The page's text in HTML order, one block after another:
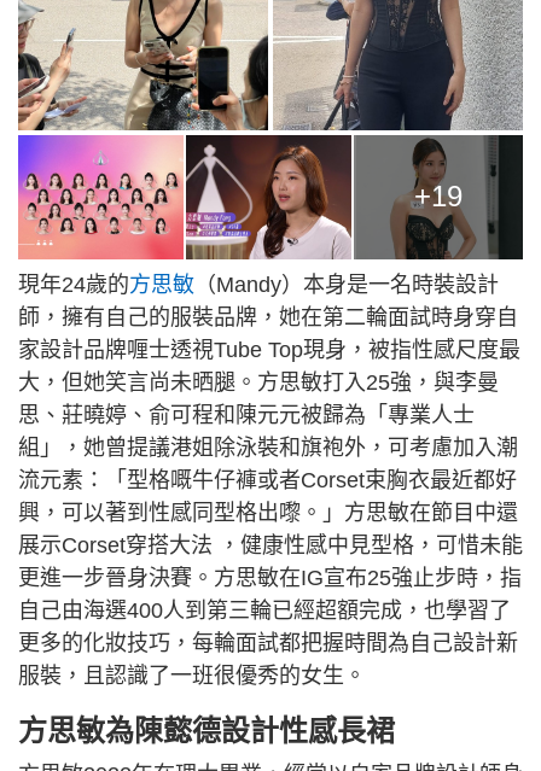
+19
現年24歲的方思敏 （Mandy）本身是一名時裝設計
師，擁有自己的服裝品牌，她在第二輪面試時身穿自
家設計品牌喱士透視Tube Top現身，被指性感尺度最
大，但她笑言尚未晒腿。方思敏打入25強，與李曼
思、莊曉婷、俞可程和陳元元被歸為「專業人士
組」，她曾提議港姐除泳裝和旗袍外，可考慮加入潮
流元素：「型格嘅牛仔褲或者Corset束胸衣最近都好
興，可以著到性感同型格出嚟。」方思敏在節目中還
展示Corset穿搭大法 ，健康性感中見型格，可惜未能
更進一步晉身決賽。方思敏在IG宣布25強止步時，指
自己由海選400人到第三輪已經超額完成，也學習了
更多的化妝技巧，每輪面試都把握時間為自己設計新
服裝，且認識了一班很優秀的女生。
方思敏為陳懿德設計性感長裙